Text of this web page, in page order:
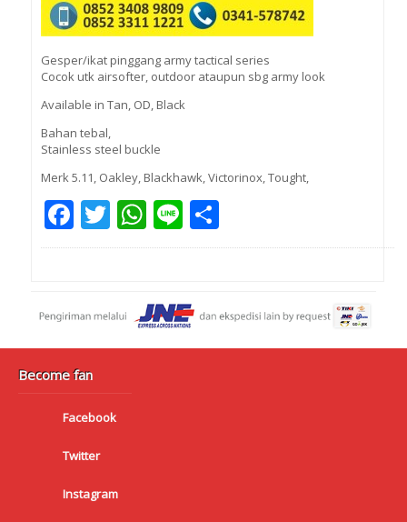
Gesper/ikat pinggang army tactical series
Cocok utk airsofter, outdoor ataupun sbg army look
Available in Tan, OD, Black
Bahan tebal,
Stainless steel buckle
Merk 5.11, Oakley, Blackhawk, Victorinox, Tought,
Facebook
Twitter
WhatsApp
Line
Become fan
Facebook
Twitter
Instagram